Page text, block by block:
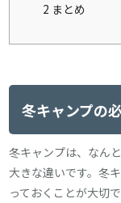
2 まとめ
冬キャンプの
冬キャンプは、なん
大きな違いです。冬
っておくことが大切